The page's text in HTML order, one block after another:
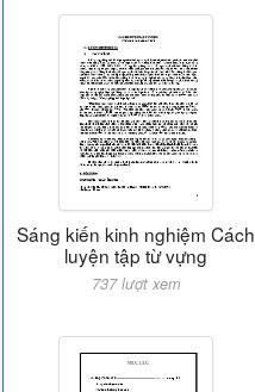
Sáng kiến kinh nghiệm Cách
luyện tập từ vựng
737 lượt xem